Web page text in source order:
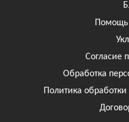
Помощь
Согласие
Обработка
Политика